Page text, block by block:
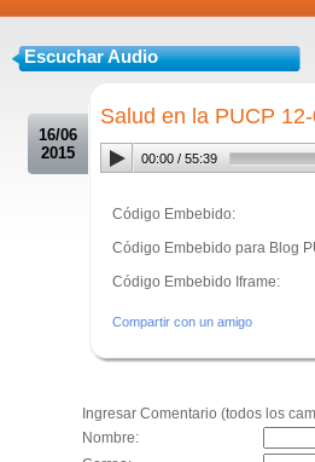
Escuchar Audio
16/06
2015
Salud en la PUCP
00:00 / 55:39
Código Embebido:
Código Embebido para Blog
Código Embebido Iframe:
Compartir con un amigo
Ingresar Comentario (todos los
Nombre: